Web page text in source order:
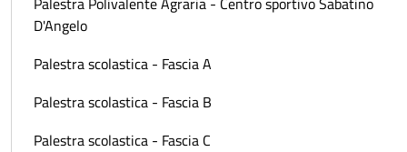
D'Angelo
Palestra scolastica - Fascia A
Palestra scolastica - Fascia B
Palestra scolastica - Fascia C